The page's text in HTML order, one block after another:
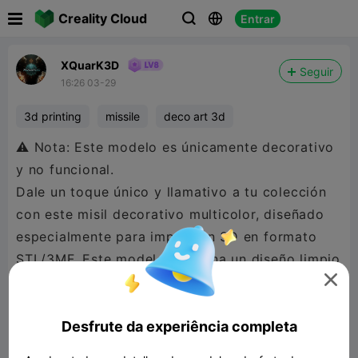
Creality Cloud   Entrar
XQuarK3D
16:26 03-29
Seguir
3d printing missile deco art 3d
⚠️ Nota: Este modelo es únicamente decorativo
y no funcional.
Dale un toque único y llamativo a tu colección
con este misil decorativo multicolor, diseñado
especialmente para impresión 3D en formato
STL/3MF. Este modelo combina un diseño limpio
y moderno con una estética impactante, ideal
proyecto creativo.

Desfrute da experiência completa